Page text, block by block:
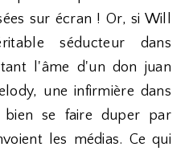
sur écran ! Or, si Will
séducteur dans
l'âme d'un don juan
une infirmière dans
bien se faire duper par
les médias. Ce qui